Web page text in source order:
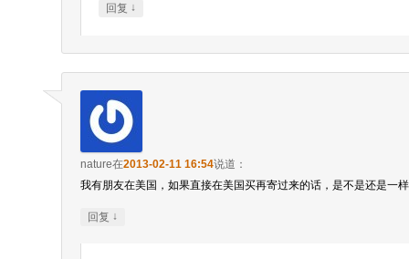
回复 ↓
nature在2013-02-11 16:54说道：
我有朋友在美国，如果直接在美国买再寄过来的话，是不是还是一
回复 ↓